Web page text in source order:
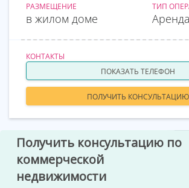
РАЗМЕЩЕНИЕ
в жилом доме
ТИП
Аренда
КОНТАКТЫ
ПОКАЗАТЬ ТЕЛЕФОН
ПОЛУЧИТЬ КОНСУЛЬТАЦИЮ
Получить консультацию по
коммерческой
недвижимости